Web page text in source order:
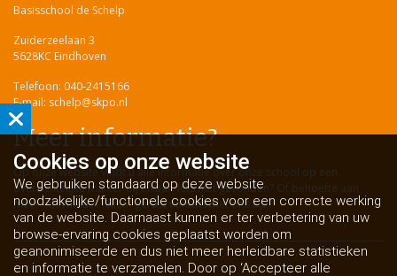
Basisschool de Schelp
Zuiderzeelaan 3
5628KC Eindhoven
Telefoon: 040-2415166
E-mail: schelp@skpo.nl
Meer informatie?
Op onze website vindt u alle informatie over onze school op een
overzichtelijke manier bij elkaar. Iets niet gevonden? Of behoefte aan
meer informatie?Neem gerust contact met ons op.
Cookies oponze website
We gebruiken standaard op deze website
noodzakelijke/functionele cookies voor een correcte werking
van de website. Daarnaast kunnen er ter verbetering van uw
browse-ervaring cookies geplaatst worden om
geanonimiseerde en dus niet meer herleidbare statistieken
en informatie te verzamelen. Door op ‘Accepteer alle